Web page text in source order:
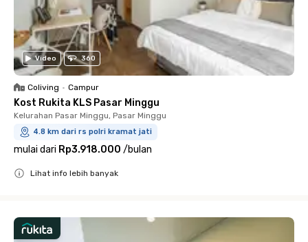
Video 360
Coliving • Campur
Kost Rukita KLS Pasar Minggu
Kelurahan Pasar Minggu, Pasar Minggu
4.8 km dari rs polri kramat jati
mulai dari Rp3.918.000 /bulan
Lihat info lebih banyak